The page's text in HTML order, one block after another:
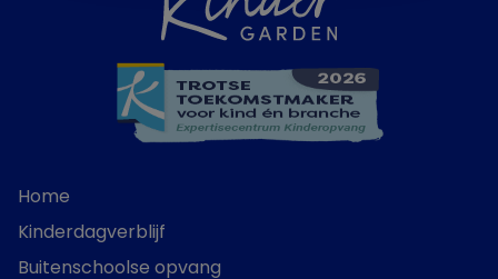
Home
Kinderdagverblijf
Buitenschoolse opvang